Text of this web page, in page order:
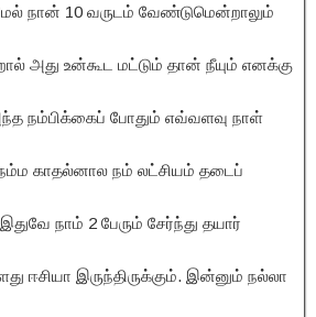
நான் 10 வருடம் வேண்டுமென்றாலும்
அது உன்கூட மட்டும் தான் நீயும் எனக்கு
நம்பிக்கைப் போதும் எவ்வளவு நாள்
நம்ம காதல்னால நம் லட்சியம் தடைப்
நாம் 2 பேரும் சேர்ந்து தயார்
ஈசியா இருந்திருக்கும். இன்னும் நல்லா